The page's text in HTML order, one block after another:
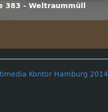
383 - Weltraummüll
Kontor Hamburg 2014